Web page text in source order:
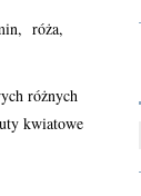
róża,
różnych
kwiatowe